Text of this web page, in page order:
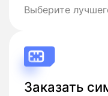
Выберите
Заказать